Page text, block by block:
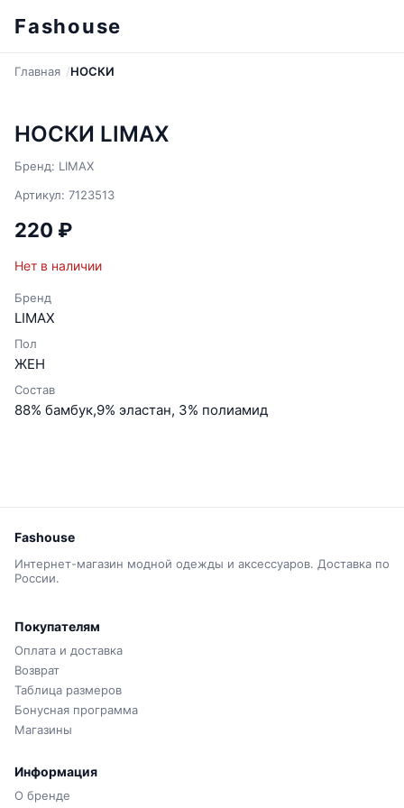
Fashouse
Главная НОСКИ
НОСКИ LIMAX
Бренд: LIMAX
Артикул: 7123513
220 ₽
Нет в наличии
Бренд
LIMAX
Пол
ЖЕН
Состав
88% бамбук,9% эластан, 3% полиамид
Fashouse
Интернет-магазин модной одежды и аксессуаров. Доставка по
России.
Покупателям
Оплата и доставка
Возврат
Таблица размеров
Бонусная программа
Магазины
Информация
О бренде